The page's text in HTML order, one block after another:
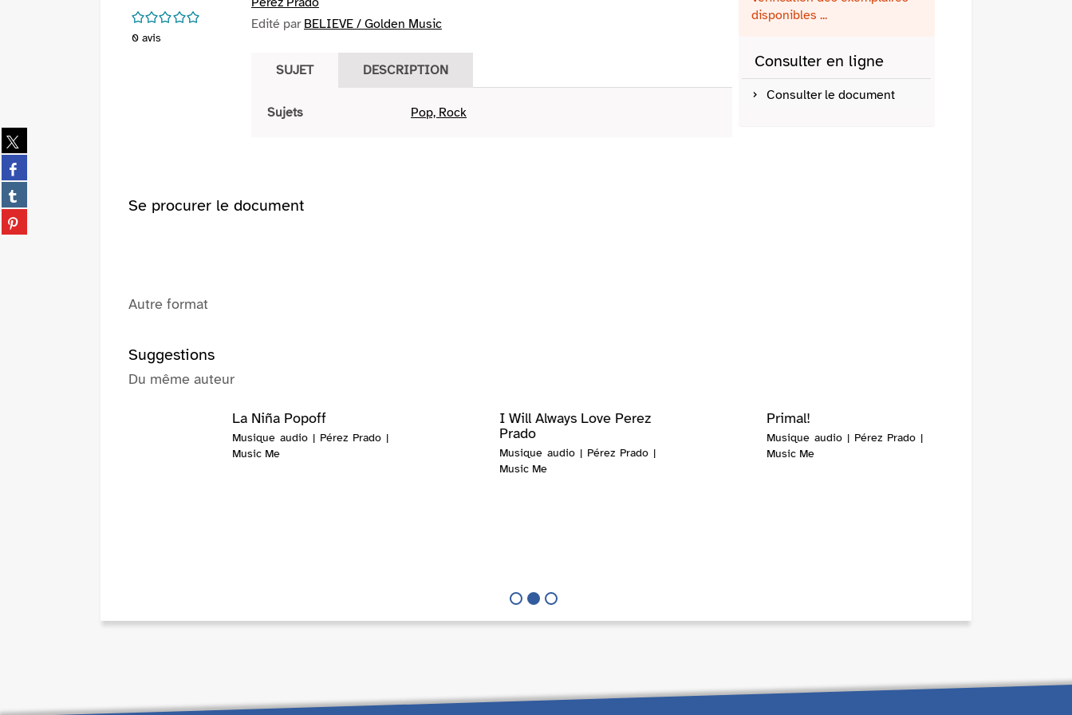
Partager
sur
twitter
(Nouvelle
fenêtre)
Partager
sur
facebook
(Nouvelle
fenêtre)
Partager
sur
tumblr
Partager
sur
/5
0 avis
Edité par BELIEVE / Golden Music
SUJET DESCRIPTION
Sujets Pop, Rock
disponibles ...
Consulter en ligne
Consulter le document
Se procurer le document
Autre format
Suggestions
Du même auteur
I Will Always Love Perez
Prado
Musique audio | Pérez Prado |
Music Me
Primal!
Musique audio | Pérez Prado |
Music Me
La Niña Popoff
Musique audio | Pérez Prado |
Music Me